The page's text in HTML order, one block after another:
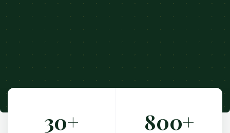
30+ 800+